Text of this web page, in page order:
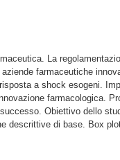
La
farmaceutiche
a shock esogeni.
farmacologica.
Obiettivo dello
descrittive di base. Box